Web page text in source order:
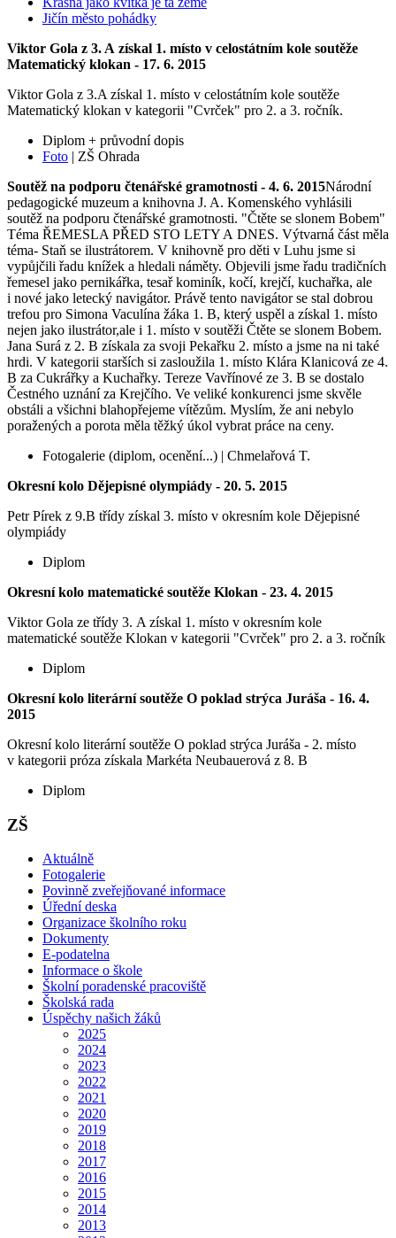
Jičín město pohádky
Viktor Gola z 3. A získal 1. místo v celostátním kole soutěže
Matematický klokan - 17. 6. 2015
Viktor Gola z 3.A získal 1. místo v celostátním kole soutěže
Matematický klokan v kategorii "Cvrček" pro 2. a 3. ročník.
Diplom + průvodní dopis
Foto | ZŠ Ohrada
Soutěž na podporu čtenářské gramotnosti - 4. 6. 2015Národní
pedagogické muzeum a knihovna J. A. Komenského vyhlásili
soutěž na podporu čtenářské gramotnosti. "Čtěte se slonem Bobem"
Téma ŘEMESLA PŘED STO LETY A DNES. Výtvarná část měla
téma- Staň se ilustrátorem. V knihovně pro děti v Luhu jsme si
vypůjčili řadu knížek a hledali náměty. Objevili jsme řadu tradičních
řemesel jako pernikářka, tesař kominík, kočí, krejčí, kuchařka, ale
i nové jako letecký navigátor. Právě tento navigátor se stal dobrou
trefou pro Simona Vaculína žáka 1. B, který uspěl a získal 1. místo
nejen jako ilustrátor,ale i 1. místo v soutěži Čtěte se slonem Bobem.
Jana Surá z 2. B získala za svoji Pekařku 2. místo a jsme na ni také
hrdi. V kategorii starších si zasloužila 1. místo Klára Klanicová ze 4.
B za Cukrářky a Kuchařky. Tereze Vavřínové ze 3. B se dostalo
Čestného uznání za Krejčího. Ve veliké konkurenci jsme skvěle
obstáli a všichni blahopřejeme vítězům. Myslím, že ani nebylo
poražených a porota měla těžký úkol vybrat práce na ceny.
Fotogalerie (diplom, ocenění...) | Chmelařová T.
Okresní kolo Dějepisné olympiády - 20. 5. 2015
Petr Pírek z 9.B třídy získal 3. místo v okresním kole Dějepisné
olympiády
Diplom
Okresní kolo matematické soutěže Klokan - 23. 4. 2015
Viktor Gola ze třídy 3. A získal 1. místo v okresním kole
matematické soutěže Klokan v kategorii "Cvrček" pro 2. a 3. ročník
Diplom
Okresní kolo literární soutěže O poklad strýca Juráša - 16. 4.
2015
Okresní kolo literární soutěže O poklad strýca Juráša - 2. místo
v kategorii próza získala Markéta Neubauerová z 8. B
Diplom
ZŠ
Aktuálně
Fotogalerie
Povinně zveřejňované informace
Úřední deska
Organizace školního roku
Dokumenty
E-podatelna
Informace o škole
Školní poradenské pracoviště
Školská rada
Úspěchy našich žáků
2025
2024
2023
2022
2021
2020
2019
2018
2017
2016
2015
2014
2013